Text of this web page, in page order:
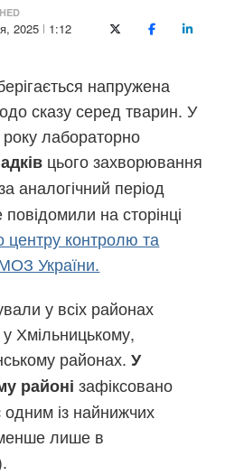
2025
1:12
X (Twitter)Facebook
напружена
сказу серед тварин. У
року лабораторно
цього захворювання
аналогічний період
на сторінці
центру контролю та
України.
у всіх районах
Хмільницькому,
районах.У
районі зафіксовано
із найнижчих
лише в